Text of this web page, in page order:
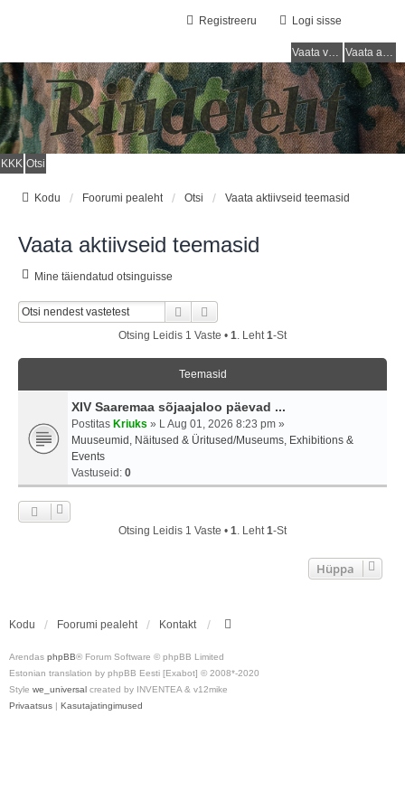
Logi sisse
Registreeru
Vaata vastamata teemasi Vaata aktiivseid teemasid
KKK Otsi
Kodu Foorumi pealeht Otsi Vaata aktiivseid teemasid
Vaata aktiivseid teemasid
Mine täiendatud otsinguisse
Otsi
Otsing Leidis 1 Vaste • 1. Leht1-st
Teemasid
XIV Saaremaa sõjaajaloo päevad ...
Postitas Kriuks » L Aug 01, 2026 8:23 pm »
Muuseumid, Näitused & Üritused/Museums, Exhibitions &
Events
Vastuseid: 0
Otsing Leidis 1 Vaste • 1. Leht1-st
Hüppa
Kodu Foorumi pealeht Kontakt
Arendas phpBB® Forum Software © phpBB Limited
Estonian translation by phpBB Eesti [Exabot] © 2008*-2020
Style we_universal created by INVENTEA & v12mike
Privaatsus | Kasutajatingimused